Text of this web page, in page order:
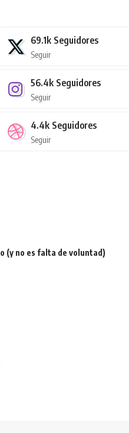
69.1k Seguidores
Seguir
56.4k Seguidores
Seguir
4.4k Seguidores
Seguir
(y no es falta de voluntad)